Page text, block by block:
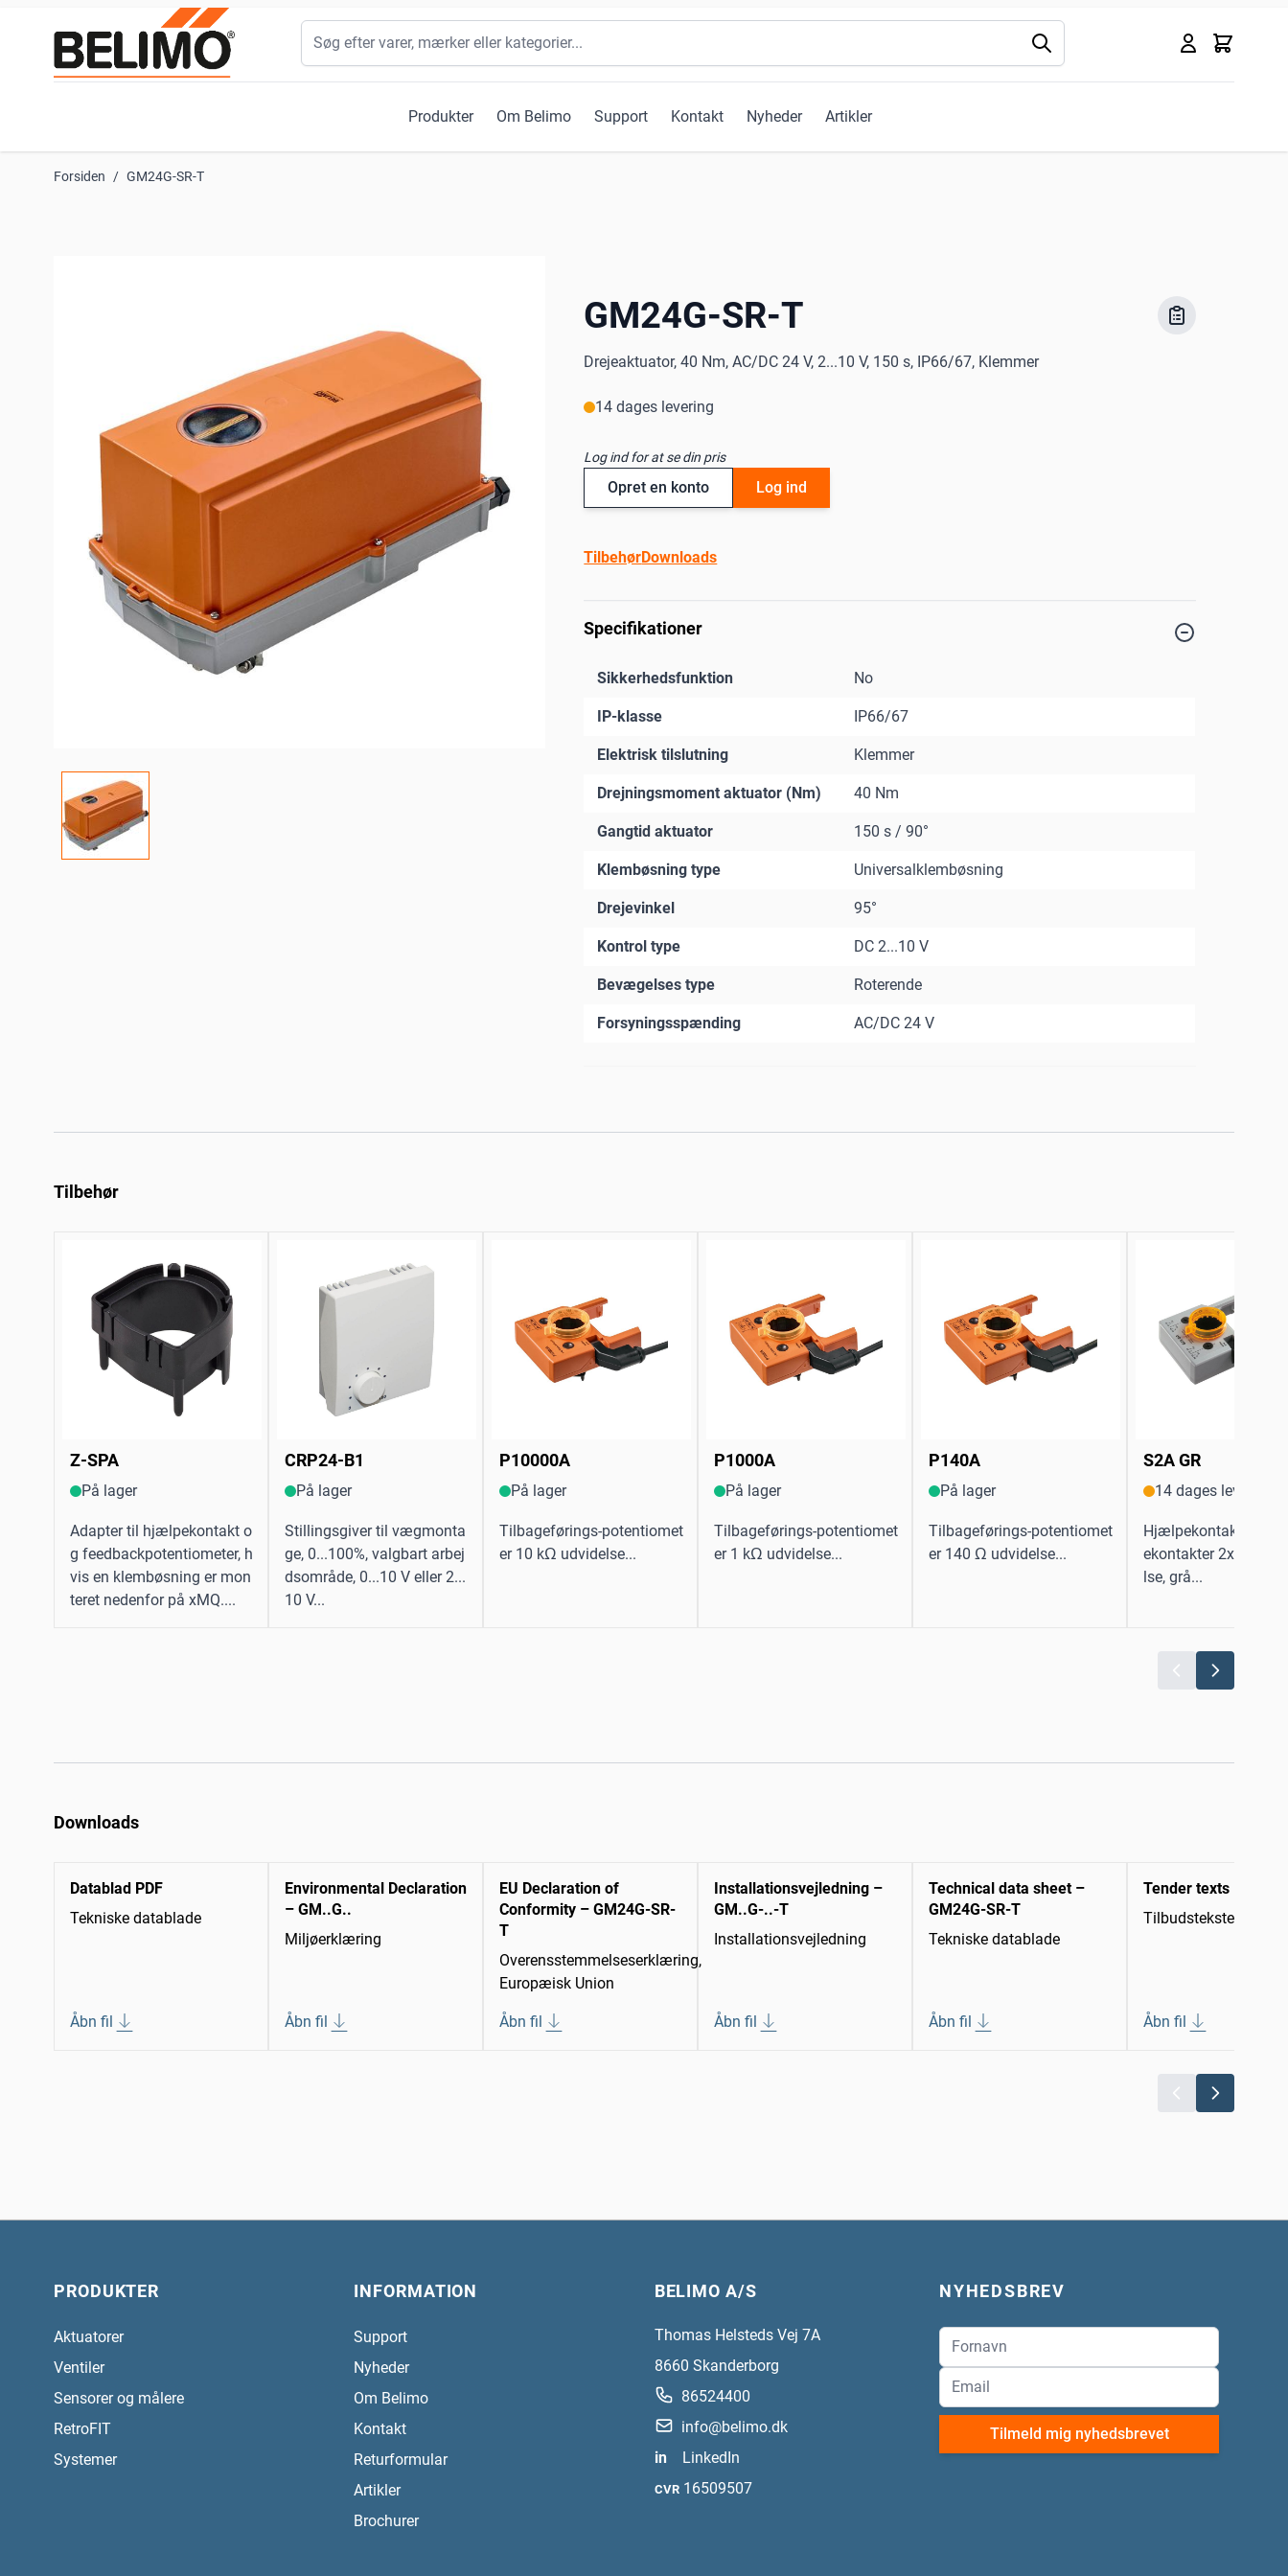
Produkter Om Belimo Support Kontakt Nyheder Artikler
Kurv
Søg
Forsiden / GM24G-SR-T
GM24G-SR-T
Drejeaktuator, 40 Nm, AC/DC 24 V, 2...10 V, 150 s, IP66/67, Klemmer
14 dages levering
Log ind for at se din pris
Opret en konto Log ind
TilbehørDownloads
Specifikationer
Sikkerhedsfunktion No
IP-klasse IP66/67
Elektrisk tilslutning Klemmer
Drejningsmoment aktuator (Nm) 40 Nm
Gangtid aktuator 150 s / 90°
Klembøsning type Universalklembøsning
Drejevinkel 95°
Kontrol type DC 2...10 V
Bevægelses type Roterende
Forsyningsspænding AC/DC 24 V
Tilbehør
Z-SPA
På lager
Adapter til hjælpekontakt o
g feedbackpotentiometer, h
vis en klembøsning er mon
teret nedenfor på xMQ....
CRP24-B1
På lager
Stillingsgiver til vægmonta
ge, 0...100%, valgbart arbej
dsområde, 0...10 V eller 2...
10 V...
P10000A
På lager
Tilbageførings-potentiomet
er 10 kΩ udvidelse...
P1000A
På lager
Tilbageførings-potentiomet
er 1 kΩ udvidelse...
P140A
På lager
Tilbageførings-potentiomet
er 140 Ω udvidelse...
S2A GR
14 dages levering
Hjælpekontakt med
ekontakter 2x SPDT
lse, grå...
Downloads
Datablad PDF
Tekniske datablade
Åbn fil
Environmental Declaration
– GM..G..
Miljøerklæring
Åbn fil
EU Declaration of
Conformity – GM24G-SR-
T
Overensstemmelseserklæring,
Europæisk Union
Åbn fil
Installationsvejledning –
GM..G-..-T
Installationsvejledning
Åbn fil
Technical data sheet –
GM24G-SR-T
Tekniske datablade
Åbn fil
Tender texts
Tilbudstekster
Åbn fil
PRODUKTER
Aktuatorer
Ventiler
Sensorer og målere
RetroFIT
Systemer
INFORMATION
Support
Nyheder
Om Belimo
Kontakt
Returformular
Artikler
Brochurer
BELIMO A/S
Thomas Helsteds Vej 7A
8660 Skanderborg
86524400
info@belimo.dk
in
LinkedIn
CVR 16509507
NYHEDSBREV
Tilmeld mig nyhedsbrevet